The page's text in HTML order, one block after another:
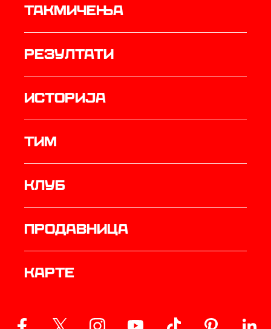
Такмичења
резултати
историја
ТИМ
Клуб
продавница
Карте